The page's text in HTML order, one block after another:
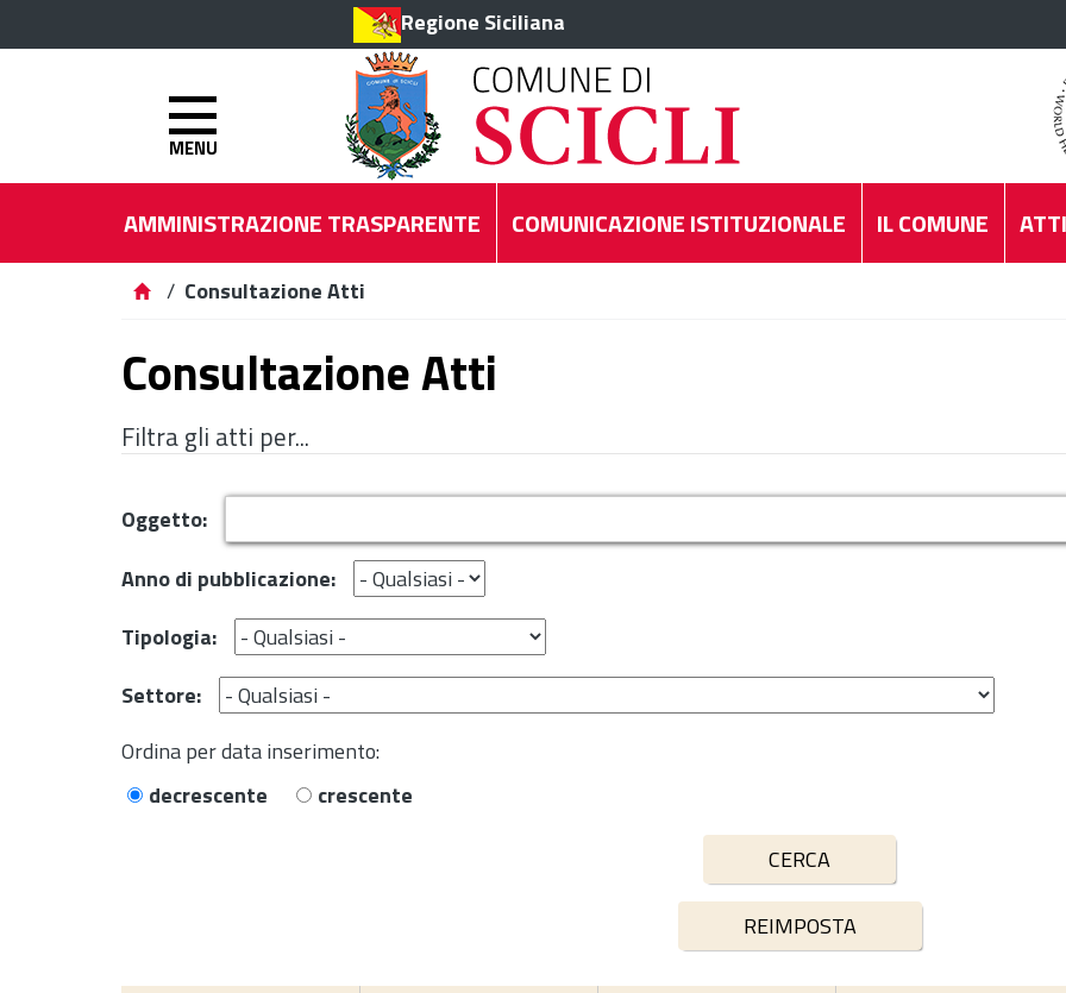
Regione Siciliana
MENU
AMMINISTRAZIONE TRASPARENTE COMUNICAZIONE ISTITUZIONALE IL COMUNE
/ Consultazione Atti
Consultazione Atti
Filtra gli atti per...
Oggetto:
Anno di pubblicazione:
Tipologia:
Settore:
Ordina per data inserimento:
decrescente
crescente